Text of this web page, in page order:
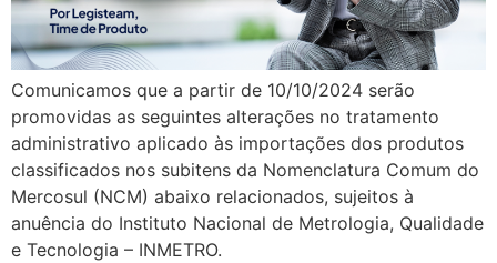
Comunicamos que a partir de 10/10/2024 serão
promovidas as seguintes alterações no tratamento
administrativo aplicado às importações dos produtos
classificados nos subitens da Nomenclatura Comum do
Mercosul (NCM) abaixo relacionados, sujeitos à
anuência do Instituto Nacional de Metrologia, Qualidade
e Tecnologia – INMETRO.